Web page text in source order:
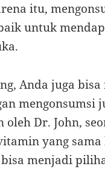
itu,
untuk
Anda juga
mengonsumsi
Dr. John,
yang
menjadi